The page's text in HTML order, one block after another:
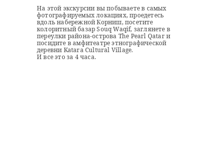
На этой экскурсии вы побываете в самых
фотографируемых локациях, проедетесь
вдоль набережной Корниш, посетите
колоритный базар Souq Waqif, заглянете в
переулки района-острова The Pearl Qatar и
посидите в амфитеатре этнографической
деревни Katara Cultural Village.
И все это за 4 часа.